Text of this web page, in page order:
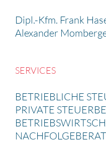
Dipl.-Kfm. Frank
Alexander
SERVICES
BETRIEB­LICHE
PRIVATE